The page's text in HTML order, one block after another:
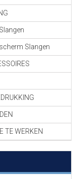
Slangen
TE WERKEN